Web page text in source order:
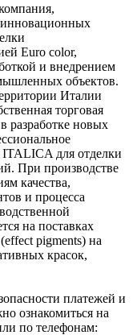
инновационных
Euro color,
и внедрением
объектов.
Италии
торговая
новых
для отделки
При производстве
качества,
и процесса
на поставках
pigments) на
красок,
платежей и
ознакомиться на
по телефонам: